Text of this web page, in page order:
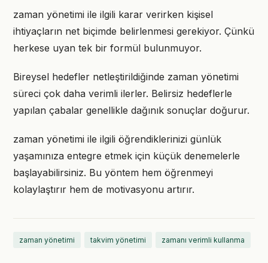
zaman yönetimi ile ilgili karar verirken kişisel
ihtiyaçların net biçimde belirlenmesi gerekiyor. Çünkü
herkese uyan tek bir formül bulunmuyor.
Bireysel hedefler netleştirildiğinde zaman yönetimi
süreci çok daha verimli ilerler. Belirsiz hedeflerle
yapılan çabalar genellikle dağınık sonuçlar doğurur.
zaman yönetimi ile ilgili öğrendiklerinizi günlük
yaşamınıza entegre etmek için küçük denemelerle
başlayabilirsiniz. Bu yöntem hem öğrenmeyi
kolaylaştırır hem de motivasyonu artırır.
zaman yönetimi takvim yönetimi zamanı verimli kullanma